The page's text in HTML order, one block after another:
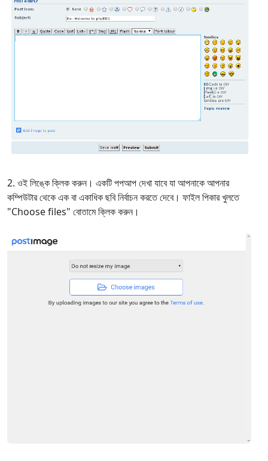
ওই লিঙ্কে ক্লিক করুন। একটি পপআপ দেখা যাবে যা আপনাকে আপনার
কম্পিউটার থেকে এক বা একাধিক ছবি নির্বাচন করতে দেবে। ফাইল পিকার খুলতে
"Choose files" বোতামে ক্লিক করুন।